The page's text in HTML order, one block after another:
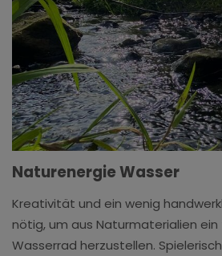
Naturenergie Wasser
Kreativität und ein wenig
nötig, um aus Naturmaterialien
Wasserrad herzustellen.